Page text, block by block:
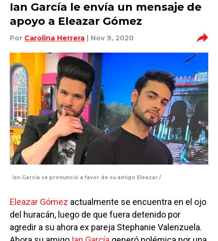
Ian García le envía un mensaje de
apoyo a Eleazar Gómez
Por Carolina Herrera | Nov 9, 2020
Ian García se pronunció a favor de su amigo Eleazar /
Eleazar Gómez actualmente se encuentra en el ojo
del huracán, luego de que fuera detenido por
agredir a su ahora ex pareja Stephanie Valenzuela.